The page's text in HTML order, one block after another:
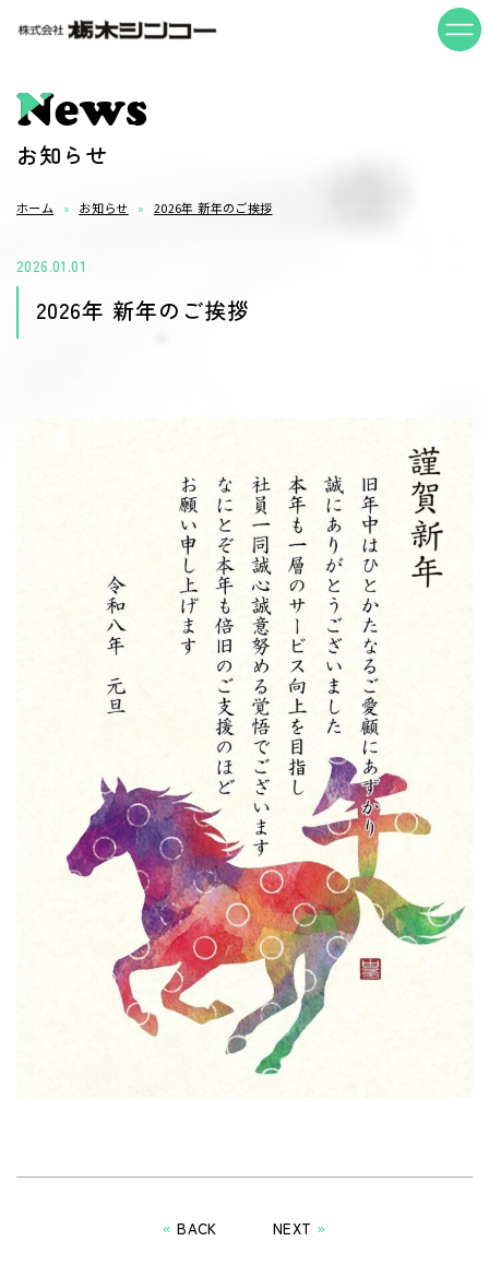
News
お知らせ
ホーム お知らせ 2026年 新年のご挨拶
2026.01.01
2026年 新年のご挨拶
« BACK NEXT »